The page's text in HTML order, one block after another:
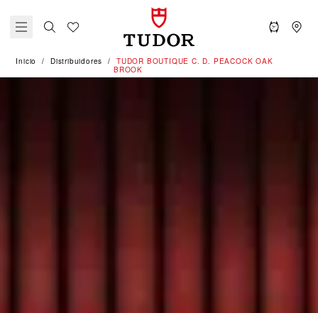
Inicio Distribuidores
‭TUDOR BOUTIQUE C. D. PEACOCK OAK
BROOK‬